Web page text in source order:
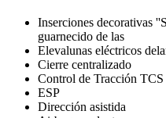
Inserciones decorativas
guarnecido de las
Elevalunas eléctricos
Cierre centralizado
Control de Tracción TCS
ESP
Dirección asistida